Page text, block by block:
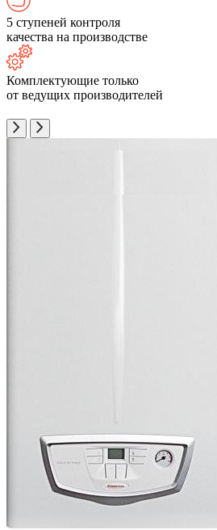
5 ступеней контроля
качества на производстве
Комплектующие только
от ведущих производителей